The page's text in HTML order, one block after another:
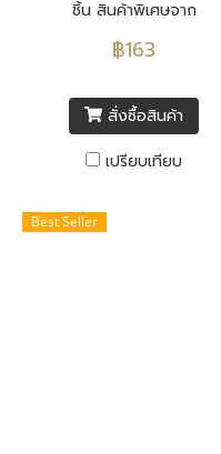
ชิ้น สินค้าพิเศษจาก
Rukkla.com
฿163
สั่งซื้อสินค้า
เปรียบเทียบ
Best Seller